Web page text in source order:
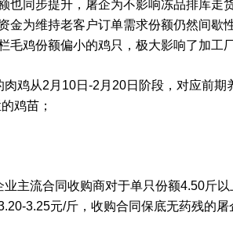
也同步提升，屠企为不影响冻品排库走
金为维持老客户订单需求份额仍然间歇
毛鸡份额偏小的鸡只，极大影响了加工
肉鸡从2月10日-2月20日阶段，对应前期
鸡苗；
业主流合同收购商对于单只份额4.50斤
3.25元/斤，收购合同保底无药残的